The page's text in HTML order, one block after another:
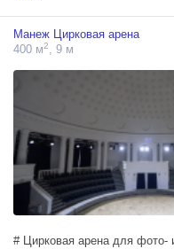
Манеж Цирковая арена
400 м2 , 9 м
# Цирковая арена для фото-